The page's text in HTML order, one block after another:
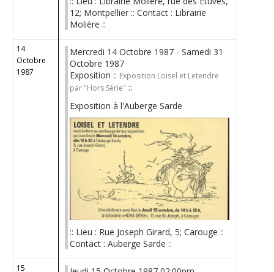
12; Montpellier :: Contact : Librairie
Molière ::
14
Octobre
1987
Mercredi 14 Octobre 1987 - Samedi 31
Octobre 1987
Exposition :: Exposition Loisel et Letendre
par "Hors Série" ::
Exposition à l'Auberge Sarde
:: Lieu : Rue Joseph Girard, 5; Carouge ::
Contact : Auberge Sarde ::
15